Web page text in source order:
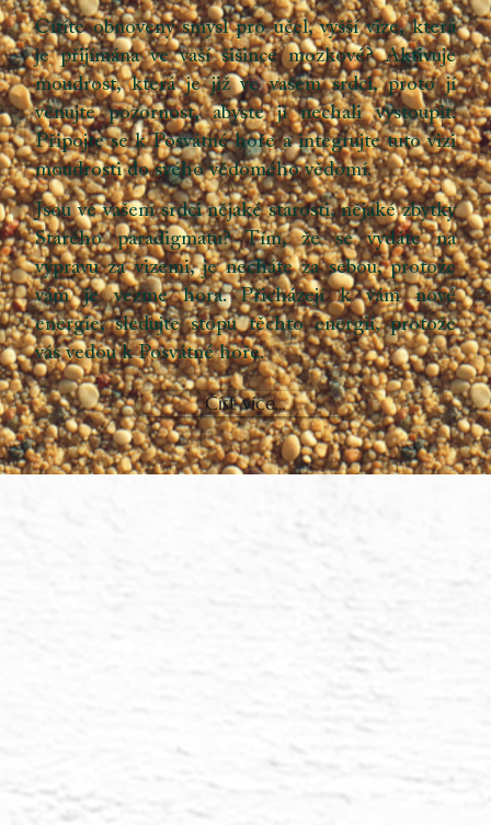
Cítíte obnovený smysl pro účel, vyšší vize, která
je přijímána ve vaší šišince mozkové? Aktivuje
moudrost, která je již ve vašem srdci, proto jí
věnujte pozornost, abyste ji nechali vystoupit.
Připojte se k Posvátné hoře a integrujte tuto vizi
moudrosti do svého vědomého vědomí.
Jsou ve vašem srdci nějaké starosti, nějaké zbytky
Starého paradigmatu? Tím, že se vydáte na
výpravu za vizemi, je necháte za sebou, protože
vám je vezme hora. Přicházejí k vám nové
energie, sledujte stopu těchto energií, protože
vás vedou k Posvátné hoře.
Číst více...